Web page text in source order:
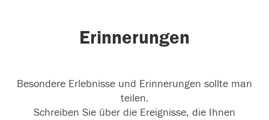
Erinnerungen
Besondere Erlebnisse und Erinnerungen sollte man
teilen.
Schreiben Sie über die Ereignisse, die Ihnen